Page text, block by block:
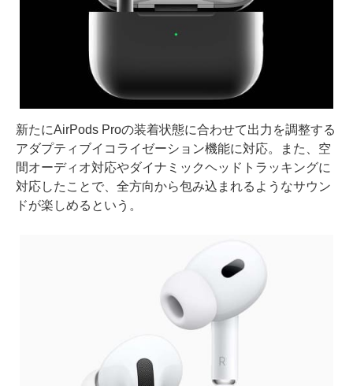
新たにAirPods Proの装着状態に合わせて出力を調整する
アダプティブイコライゼーション機能に対応。また、空
間オーディオ対応やダイナミックヘッドトラッキングに
対応したことで、全方向から包み込まれるようなサウン
ドが楽しめるという。